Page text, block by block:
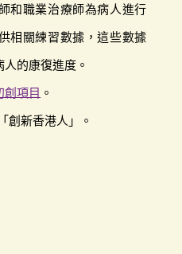
和職業治療師為病人進行
相關練習數據，這些數據
的康復進度。
創項目 。
創新香港人」。